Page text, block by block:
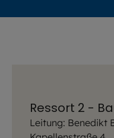
Ressort 2 -
Leitung: Benedikt